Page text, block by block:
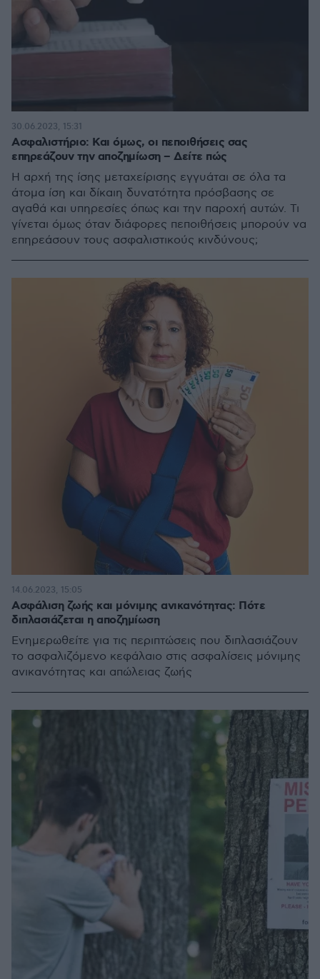
Ασφαλιστήριο: Και όμως, οι πεποιθήσεις σας
επηρεάζουν την αποζημίωση – Δείτε πώς
Η αρχή της ίσης μεταχείρισης εγγυάται σε όλα τα
άτομα ίση και δίκαιη δυνατότητα πρόσβασης σε
αγαθά και υπηρεσίες όπως και την παροχή αυτών. Τι
γίνεται όμως όταν διάφορες πεποιθήσεις μπορούν να
επηρεάσουν τους ασφαλιστικούς κινδύνους;
30.06.2023, 15:31
Ασφάλιση ζωής και μόνιμης ανικανότητας: Πότε
διπλασιάζεται η αποζημίωση
Ενημερωθείτε για τις περιπτώσεις που διπλασιάζουν
το ασφαλιζόμενο κεφάλαιο στις ασφαλίσεις μόνιμης
ανικανότητας και απώλειας ζωής
14.06.2023, 15:05